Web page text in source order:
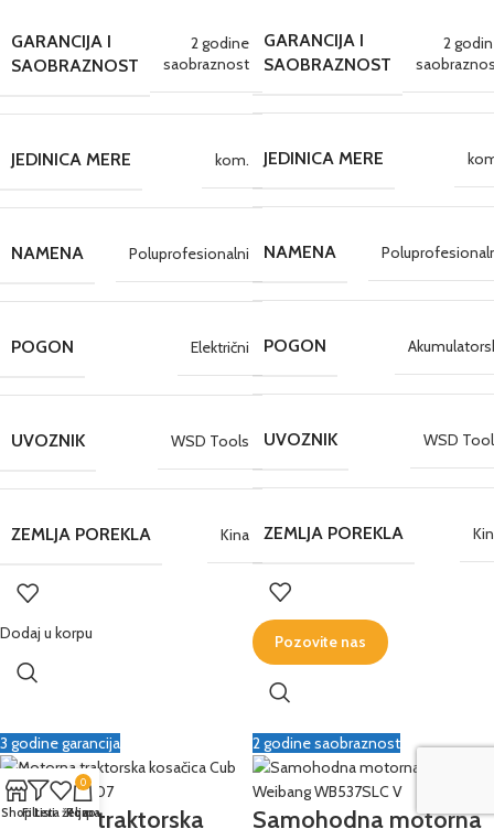
GARANCIJA I
SAOBRAZNOST
2 godine
saobraznost
JEDINICA MERE kom.
NAMENA Poluprofesionalni
POGON Električni
UVOZNIK WSD Tools
ZEMLJA POREKLA Kina
Dodaj u korpu
GARANCIJA I
SAOBRAZNOST
2
JEDINICA MERE
NAMENA
POGON
UVOZNIK WSD
ZEMLJA POREKLA
Pozovite nas
3 godine garancija
Motorna traktorska
2 godine saobraznost
Samohodna motorna
ShopFilteri
Lista želja
0
Korpa
Pozovite nas